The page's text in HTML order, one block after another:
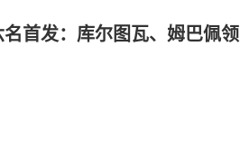
首发：库尔图瓦、姆巴佩领